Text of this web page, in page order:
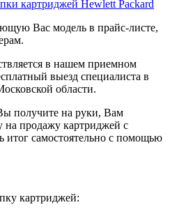
картриджей Hewlett Packard
Вас модель в прайс-листе,
в нашем приемном
выезд специалиста в
области.
получите на руки, Вам
на продажу картриджей с
итог самостоятельно с помощью
картриджей: